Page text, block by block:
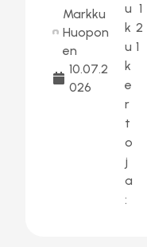
Markku
Huopon
en
10.07.2
026
u
k
u
k
e
r
t
o
j
a
:
1
2
1